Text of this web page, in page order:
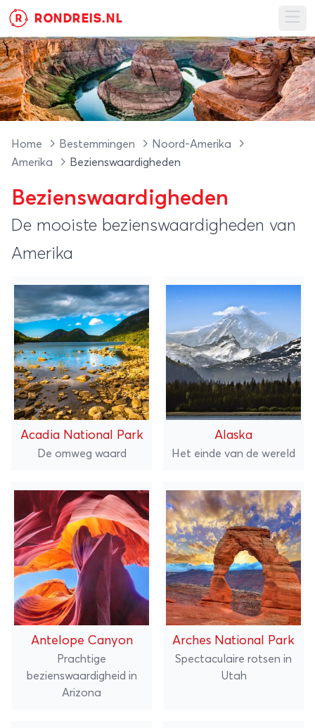
R RONDREIS.NL
Home Bestemmingen
Noord-Amerika
Amerika
Bezienswaardigheden
Bezienswaardigheden
De mooiste bezienswaardigheden van
Amerika
Acadia National Park
De omweg waard
Alaska
Het einde van de wereld
Antelope Canyon
Prachtige
bezienswaardigheid in
Arizona
Arches National Park
Spectaculaire rotsen in
Utah